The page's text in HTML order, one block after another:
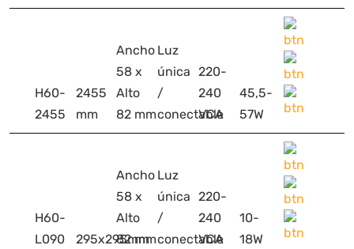
H60-
2455
2455
mm
Ancho
58 x
Alto
82 mm
Luz
única
/
conectable
220-
240
VCA
45,5-
57W
H60-
L090
295x295mm
Ancho
58 x
Alto
82 mm
Luz
única
/
conectable
220-
240
VCA
10-
18W